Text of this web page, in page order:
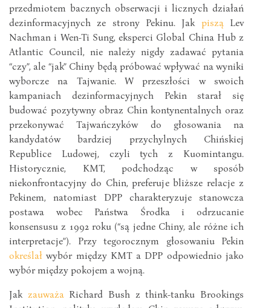
przedmiotem bacznych obserwacji i licznych działań
dezinformacyjnych ze strony Pekinu. Jak pisząLev
Nachman i Wen-Ti Sung, eksperci Global China Hub z
Atlantic Council, nie należy nigdy zadawać pytania
“czy”, ale “jak” Chiny będą próbować wpływać na wyniki
wyborcze na Tajwanie. W przeszłości w swoich
kampaniach dezinformacyjnych Pekin starał się
budować pozytywny obraz Chin kontynentalnych oraz
przekonywać Tajwańczyków do głosowania na
kandydatów bardziej przychylnych Chińskiej
Republice Ludowej, czyli tych z Kuomintangu.
Historycznie, KMT, podchodząc w sposób
niekonfrontacyjny do Chin, preferuje bliższe relacje z
Pekinem, natomiast DPP charakteryzuje stanowcza
postawa wobec Państwa Środka i odrzucanie
konsensusu z 1992 roku (“są jedne Chiny, ale różne ich
interpretacje”). Przy tegorocznym głosowaniu Pekin
określał wybór między KMT a DPP odpowiednio jako
wybór między pokojem a wojną.
Jak zauważaRichard Bush z think-tanku Brookings